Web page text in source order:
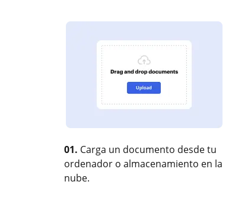
01. Carga un documento desde tu
ordenador o almacenamiento en la
nube.